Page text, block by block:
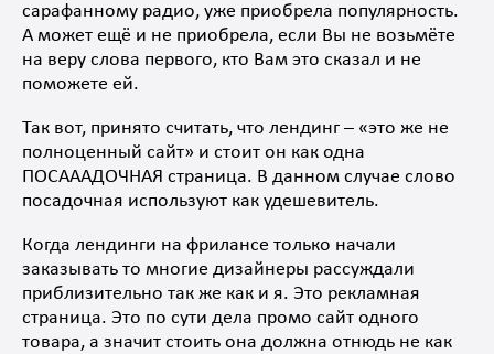
сарафанному радио, уже приобрела популярность.
А может ещё и не приобрела, если Вы не возьмёте
на веру слова первого, кто Вам это сказал и не
поможете ей.
Так вот, принято считать, что лендинг – «это же не
полноценный сайт» и стоит он как одна
ПОСАААДОЧНАЯ страница. В данном случае слово
посадочная используют как удешевитель.
Когда лендинги на фрилансе только начали
заказывать то многие дизайнеры рассуждали
приблизительно так же как и я. Это рекламная
страница. Это по сути дела промо сайт одного
товара, а значит стоить она должна отнюдь не как